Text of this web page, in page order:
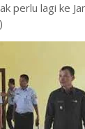
perlu lagi ke